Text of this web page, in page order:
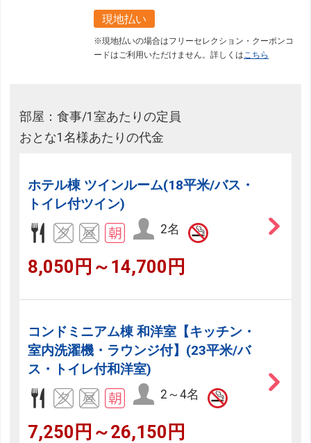
現地払い
※現地払いの場合はフリーセレクション・クーポンコ
ードはご利用いただけません。詳しくは こちら
部屋：食事/1室あたりの定員
おとな1名様あたりの代金
ホテル棟 ツインルーム(18平米/バス・
トイレ付ツイン)
2名
8,050円～14,700円
コンドミニアム棟 和洋室【キッチン・
室内洗濯機・ラウンジ付】(23平米/バ
ス・トイレ付和洋室)
2～4名
7,250円～26,150円